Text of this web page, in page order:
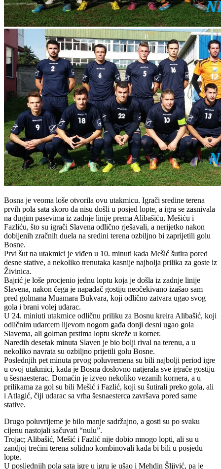
Bosna je veoma loše otvorila ovu utakmicu. Igrači sredine terena
prvih pola sata skoro da nisu došli u posjed lopte, a igra se zasnivala
na dugim pasevima iz zadnje linije prema Alibašiću, Mešiću i
Fazliću, što su igrači Slavena odlično rješavali, a nerijetko nakon
dobijenih zračnih duela na sredini terena ozbiljno bi zaprijetili golu
Bosne.
Prvi šut na utakmici je viđen u 10. minuti kada Mešić šutira pored
desne stative, a nekoliko trenutaka kasnije najbolja prilika za goste iz
Živinica.
Bajrić je loše procjenio jednu loptu koja je došla iz zadnje linije
Slavena, nakon čega je napadač gostiju neočekivano izašao sam
pred golmana Muamara Bukvara, koji odlično zatvara ugao svog
gola i brani volej udarac.
U 24. miniuti utakmice odličnu priliku za Bosnu kreira Alibašić, koji
odličnim udarcem lijevom nogom gađa donji desni ugao gola
Slavema, ali golman prstima loptu skreže u korner.
Naredih desetak minuta Slaven je bio bolji rival na terenu, a u
nekoliko navrata su ozbiljno prijetili golu Bosne.
Poslednjih pet minuta prvog poluvremena su bili najbolji period igre
u ovoj utakmici, kada je Bosna doslovno natjerala sve igrače gostiju
u šesnaesterac. Domaćin je izveo nekoliko vezanih kornera, a u
prilikama za gol su bili Mešić i Fazlić, koji su šutirali preko gola, ali
i Atlagić, čiji udarac sa vrha šesnaesterca završava pored same
stative.
Drugo poluvrijeme je bilo manje sadržajno, a gosti su po svaku
cijenu nastojali sačuvati “nulu”.
Trojac; Alibašić, Mešić i Fazlić nije dobio mnogo lopti, ali su u
zandjoj trećini terena solidno kombinovali kada bi bili u posjedu
lopte.
U posljednjih pola sata igre u igru je ušao i Mehdin Šljivić, pa je